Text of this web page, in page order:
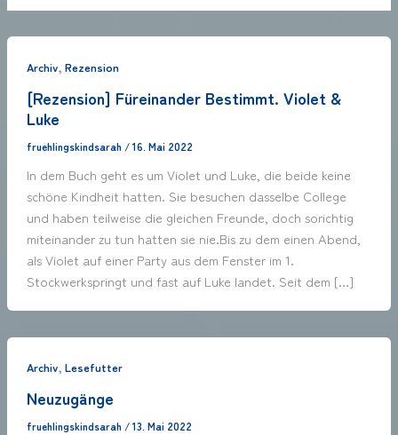
Archiv, Rezension
[Rezension] Füreinander Bestimmt. Violet &
Luke
fruehlingskindsarah /16. Mai 2022
In dem Buch geht es um Violet und Luke, die beide keine
schöne Kindheit hatten. Sie besuchen dasselbe College
und haben teilweise die gleichen Freunde, doch sorichtig
miteinander zu tun hatten sie nie.Bis zu dem einen Abend,
als Violet auf einer Party aus dem Fenster im 1.
Stockwerkspringt und fast auf Luke landet. Seit dem […]
Archiv, Lesefutter
Neuzugänge
fruehlingskindsarah /13. Mai 2022